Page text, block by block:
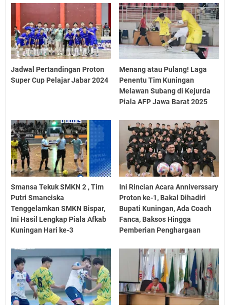
Jadwal Pertandingan Proton
Super Cup Pelajar Jabar 2024
Menang atau Pulang! Laga
Penentu Tim Kuningan
Melawan Subang di Kejurda
Piala AFP Jawa Barat 2025
Smansa Tekuk SMKN 2 , Tim
Putri Smanciska
Tenggelamkan SMKN Bispar,
Ini Hasil Lengkap Piala Afkab
Kuningan Hari ke-3
Ini Rincian Acara Anniverssary
Proton ke-1, Bakal Dihadiri
Bupati Kuningan, Ada Coach
Fanca, Baksos Hingga
Pemberian Penghargaan